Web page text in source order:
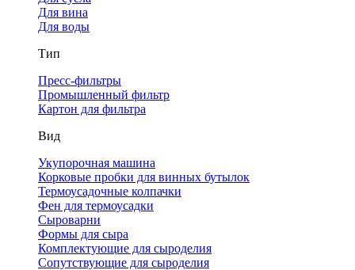
Для вина
Для воды
Тип
Пресс-фильтры
Промышленный фильтр
Картон для фильтра
Вид
Укупорочная машина
Корковые пробки для винных бутылок
Термоусадочные колпачки
Фен для термоусадки
Сыроварни
Формы для сыра
Комплектующие для сыроделия
Сопутствующие для сыроделия